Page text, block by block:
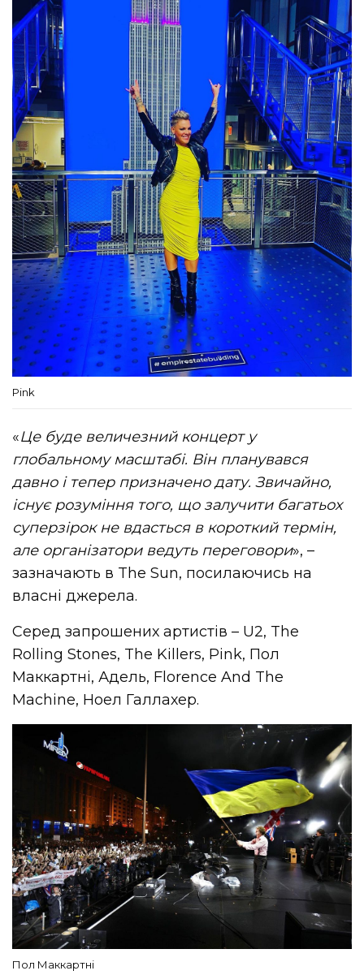
Pink
«Це буде величезний концерт у
глобальному масштабі. Він планувався
давно і тепер призначено дату. Звичайно,
існує розуміння того, що залучити багатьох
суперзірок не вдасться в короткий термін,
але організатори ведуть переговори», –
зазначають в The Sun, посилаючись на
власні джерела.
Серед запрошених артистів – U2, The
Rolling Stones, The Killers, Pink, Пол
Маккартні, Адель, Florence And The
Machine, Ноел Галлахер.
Пол Маккартні